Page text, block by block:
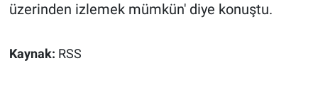
üzerinden izlemek mümkün' diye konuştu.
Kaynak: RSS